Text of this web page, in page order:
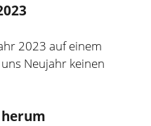
hilfreiche Tipps sowie
Blogs.
2023 auf einem
Neujahr keinen